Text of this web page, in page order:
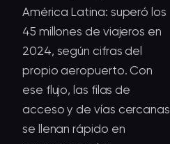
América Latina: superó los
45 millones de viajeros en
2024, según cifras del
propio aeropuerto. Con
ese flujo, las filas de
acceso y de vías cercanas
se llenan rápido en